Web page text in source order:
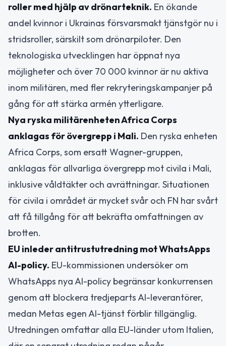
roller med hjälp av drönarteknik. En ökande
andel kvinnor i Ukrainas försvarsmakt tjänstgör nu i
stridsroller, särskilt som drönarpiloter. Den
teknologiska utvecklingen har öppnat nya
möjligheter och över 70 000 kvinnor är nu aktiva
inom militären, med fler rekryteringskampanjer på
gång för att stärka armén ytterligare.
Nya ryska militärenheten Africa Corps
anklagas för övergrepp i Mali. Den ryska enheten
Africa Corps, som ersatt Wagner-gruppen,
anklagas för allvarliga övergrepp mot civila i Mali,
inklusive våldtäkter och avrättningar. Situationen
för civila i området är mycket svår och FN har svårt
att få tillgång för att bekräfta omfattningen av
brotten.
EU inleder antitrustutredning mot WhatsApps
AI-policy. EU-kommissionen undersöker om
WhatsApps nya AI-policy begränsar konkurrensen
genom att blockera tredjeparts AI-leverantörer,
medan Metas egen AI-tjänst förblir tillgänglig.
Utredningen omfattar alla EU-länder utom Italien,